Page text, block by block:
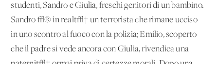
studenti, Sandro e Giulia, freschi genitori di un bambino.
Sandro √® in realt√† un terrorista che rimane ucciso
in uno scontro al fuoco con la polizia; Emilio, scoperto
che il padre si vede ancora con Giulia, rivendica una